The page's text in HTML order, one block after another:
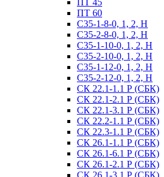
ПТ 60
С35-1-8-0, 1, 2, Н
С35-2-8-0, 1, 2, Н
С35-1-10-0, 1, 2, Н
С35-2-10-0, 1, 2, Н
С35-1-12-0, 1, 2, Н
С35-2-12-0, 1, 2, Н
СК 22.1-1.1 Р (СБК)
СК 22.1-2.1 Р (СБК)
СК 22.1-3.1 Р (СБК)
СК 22.2-1.1 Р (СБК)
СК 22.3-1.1 Р (СБК)
СК 26.1-1.1 Р (СБК)
СК 26.1-6.1 Р (СБК)
СК 26.1-2.1 Р (СБК)
СК 26.1-3.1 Р (СБК)